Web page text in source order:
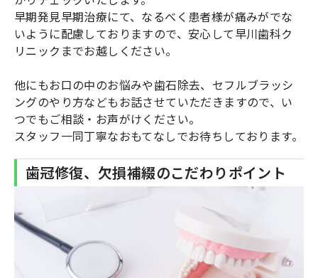
早期発見早期治療にて、なるべく患者様が痛みがでな
いように配慮しておりますので、安心して早川歯科ク
リニックまでお越しください。
他にもお口の中のお悩みや歯石除去、セフルブラッシ
ングのやり方などもお話させていただきますので、い
つでもご相談・お声がけください。
スタッフ一同丁寧なおもてなしでお待ちしております。
歯冠修復、欠損補綴のこだわりポイント